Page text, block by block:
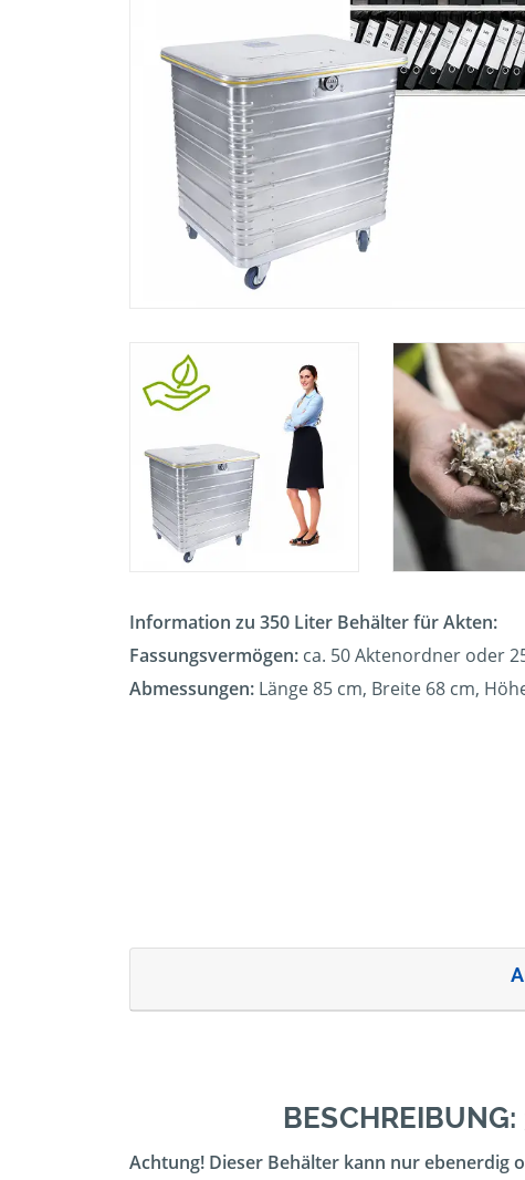
Information zu 350 Liter Behälter für Akten:
Fassungsvermögen: ca. 50 Aktenordner oder
Abmessungen: Länge 85 cm, Breite 68 cm,
Achtung! Dieser Behälter kann nur